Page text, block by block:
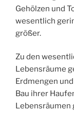
Gehölzen und
wesentlich
größer.
Zu den
Lebensräume
Erdmengen
Bau ihrer